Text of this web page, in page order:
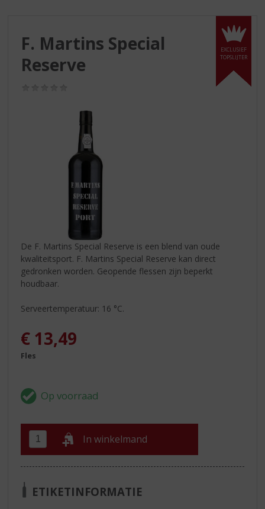
EXCLUSIEF
TOPSLIJTER
F. Martins Special
Reserve
De F. Martins Special Reserve is een blend van oude
kwaliteitsport. F. Martins Special Reserve kan direct
gedronken worden. Geopende flessen zijn beperkt
houdbaar.
Serveertemperatuur: 16 °C.
€ 13,49
Fles
In winkelmand
ETIKETINFORMATIE